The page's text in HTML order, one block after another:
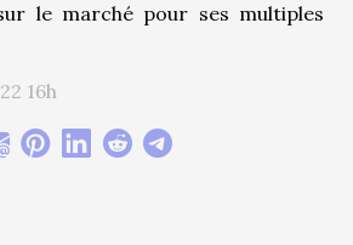
le marché pour ses multiples
16h